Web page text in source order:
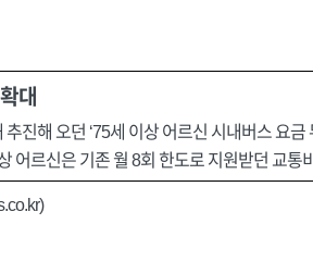
대
진해 오던 ‘75세 이상 어르신 시내버스 요금
어르신은 기존 월 8회 한도로 지원받던 교